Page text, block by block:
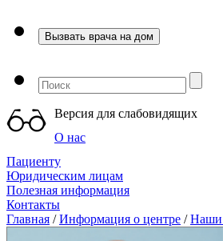
Версия для слабовидящих
О нас
Пациенту
Юридическим лицам
Полезная информация
Контакты
Главная /Информация о центре /Наши